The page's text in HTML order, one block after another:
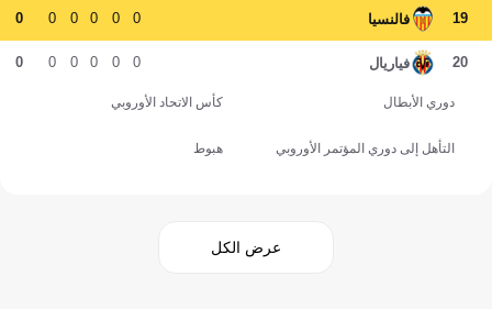
19 فالنسيا 0
0
0
0
0
0
20 فياريال 0
0
0
0
0
0
دوري الأبطال كأس الاتحاد الأوروبي
التأهل إلى دوري المؤتمر الأوروبي هبوط
عرض الكل